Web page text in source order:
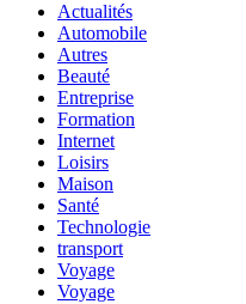
Actualités
Automobile
Autres
Beauté
Entreprise
Formation
Internet
Loisirs
Maison
Santé
Technologie
transport
Voyage
Voyage